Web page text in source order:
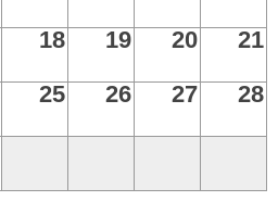
18 19 20
21
25 26 27
28